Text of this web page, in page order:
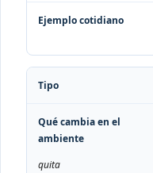
quita